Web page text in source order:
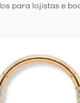
para lojistas e